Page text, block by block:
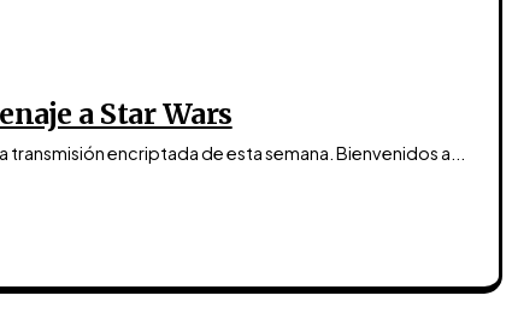
a Star Wars
encriptada de esta semana. Bienvenidos a...